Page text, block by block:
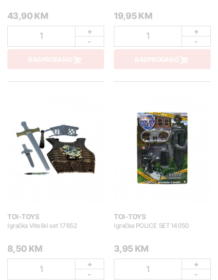
43,90 KM
1
+
-
RASPRODANO
19,95 KM
1
+
-
RASPRODANO
TOI-TOYS
Igračka Viteški set 17652
8,50 KM
1
+
-
TOI-TOYS
Igračka POLICE SET 14050
3,95 KM
1
+
-